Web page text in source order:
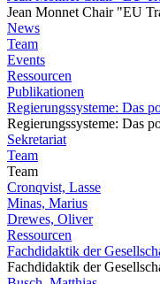
Jean Monnet Chair "EU
News
Team
Events
Ressourcen
Publikationen
Regierungssysteme: Das
Regierungssysteme: Das
Sekretariat
Team
Team
Cronqvist, Lasse
Minas, Marius
Drewes, Oliver
Ressourcen
Fachdidaktik der
Fachdidaktik der